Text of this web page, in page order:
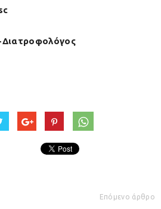
Διατροφολόγος
Επόμενο άρθρο